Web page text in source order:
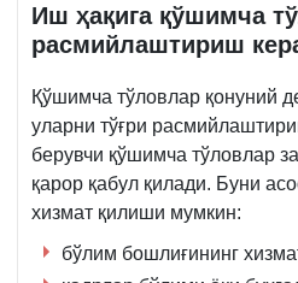
Иш ҳақига қўшимча
расмийлаштириш
Қўшимча тўловлар қонуний
уларни тўғри
берувчи қўшимча тўловлар
қарор қабул қилади. Буни
хизмат қилиши мумкин:
бўлим бошлиғининг